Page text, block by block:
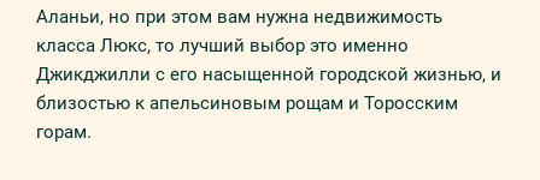
Аланьи, но при этом вам нужна недвижимость
класса Люкс, то лучший выбор это именно
Джикджилли с его насыщенной городской жизнью, и
близостью к апельсиновым рощам и Торосским
горам.